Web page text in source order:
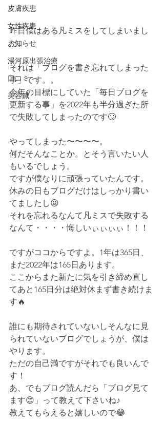
皮膚疾患
女性疾患
お知らせ
湯河原出張治療
口コミ
美容鍼
昨日僕はある凡ミスをしてしまいまし
た。
それは「ブログを書き忘れてしまった
事」です。。
今年の目標にしていた「毎日ブログを
更新する事」を2022年も半分過ぎた所
で失敗してしまったのです🙄
やってしまった〜〜〜〜。
何だそんなことか。とそう言いたい人
もいるでしょう。
ですが僕なりに頑張っていたんです。
休みの日もブログだけはしっかり書い
てましたし😫
それを忘れるなんて凡ミスで失敗する
なんて・・・・悔しいぃぃぃぃ！！！
ですがココからですよ。1年は365日、
まだ2022年は165日あります。
ここからまた新たに気を引き締め直し
てあと165日分は絶対休まず書き続けま
す🔥
誰にも期待されていないしそんなに見
られていないブログでしょうが、僕は
やります。
ただの自己満ですがそれでも良いんで
す！
あ、でもブログ読んだら「ブログ見て
ます😊」って教えて下さいね♪
教えてもらえると嬉しいので😂